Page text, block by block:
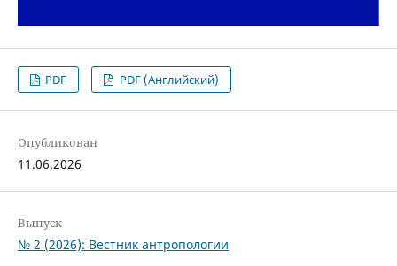
PDF PDF (Английский)
Опубликован
11.06.2026
Выпуск
№ 2 (2026): Вестник антропологии